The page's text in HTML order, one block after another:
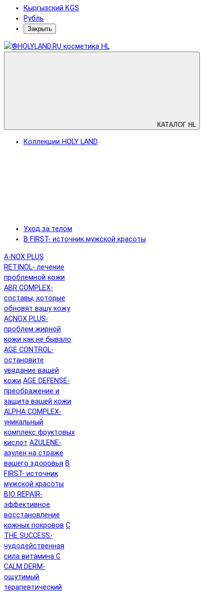
Кыргызский KGS
Рубль
Закрыть
КАТАЛОГ HL
Коллекции HOLY LAND
Уход за телом
B FIRST- источник мужской красоты
A-NOX PLUS
RETINOL- лечение
проблемной кожи
ABR COMPLEX-
составы, которые
обновят вашу кожу
ACNOX PLUS-
проблем жирной
кожи как не бывало
AGE CONTROL-
остановите
увядание вашей
кожи AGE DEFENSE-
преображение и
защита вашей кожи
ALPHA COMPLEX-
уникальный
комплекс фруктовых
кислот AZULENE-
азулен на страже
вашего здоровья B
FIRST- источник
мужской красоты
BIO REPAIR-
эффективное
восстановление
кожных покровов C
THE SUCCESS-
чудодейственная
сила витамина C
CALM DERM-
ощутимый
терапевтический